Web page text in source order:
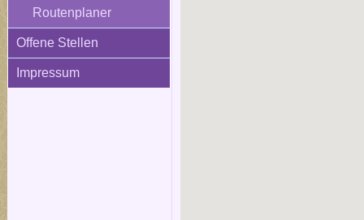
Routenplaner
Offene Stellen
Impressum